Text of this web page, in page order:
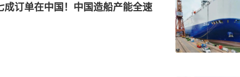
订单在中国！中国造船产能全速